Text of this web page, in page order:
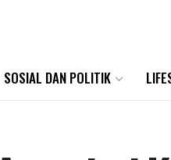
SOSIAL DAN POLITIK